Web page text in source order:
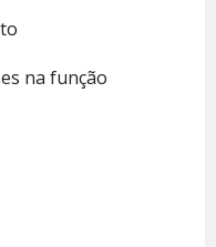
na função